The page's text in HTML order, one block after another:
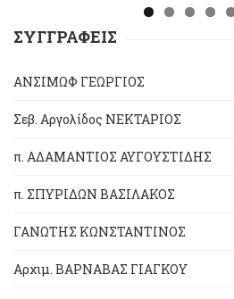
ΣΥΓΓΡΑΦΕΙΣ
ΑΝΣΙΜΩΦ ΓΕΩΡΓΙΟΣ
Σεβ. Αργολίδος ΝΕΚΤΑΡΙΟΣ
π. ΑΔΑΜΑΝΤΙΟΣ ΑΥΓΟΥΣΤΙΔΗΣ
π. ΣΠΥΡΙΔΩΝ ΒΑΣΙΛΑΚΟΣ
ΓΑΝΩΤΗΣ ΚΩΝΣΤΑΝΤΙΝΟΣ
Αρχιμ. ΒΑΡΝΑΒΑΣ ΓΙΑΓΚΟΥ